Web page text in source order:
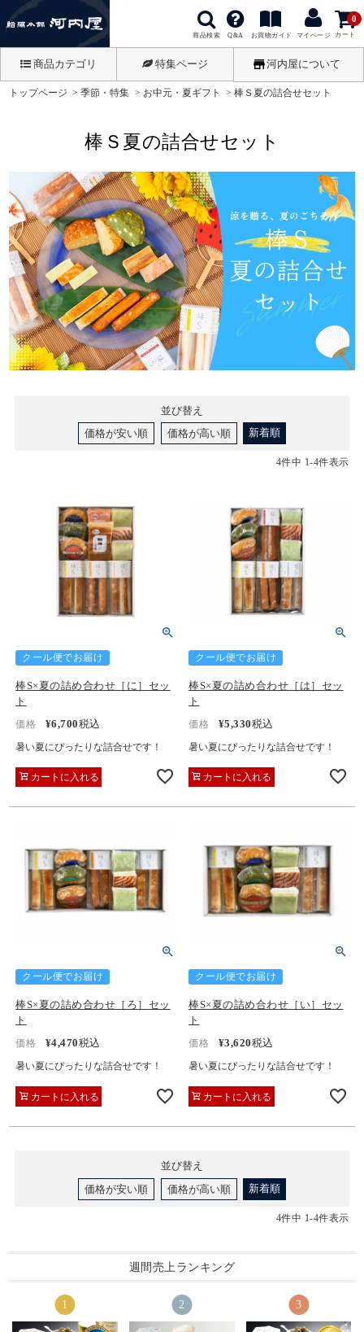
商品検索 Q&A お買物ガイド マイページ カート
0
商品カテゴリ 特集ページ 河内屋について
トップページ 季節・特集 お中元・夏ギフト 棒Ｓ夏の詰合せセット
棒Ｓ夏の詰合せセット
並び替え
価格が安い順
価格が高い順 新着順
4件中 1-4件表示
クール便でお届け
棒S×夏の詰め合わせ［に］セッ
ト
価格 ¥6,700税込
暑い夏にぴったりな詰合せです！
カートに入れる
クール便でお届け
棒S×夏の詰め合わせ［は］セッ
ト
価格 ¥5,330税込
暑い夏にぴったりな詰合せです！
カートに入れる
クール便でお届け
棒S×夏の詰め合わせ［ろ］セッ
ト
価格 ¥4,470税込
暑い夏にぴったりな詰合せです！
カートに入れる
クール便でお届け
棒S×夏の詰め合わせ［い］セッ
ト
価格 ¥3,620税込
暑い夏にぴったりな詰合せです！
カートに入れる
並び替え
価格が安い順
価格が高い順 新着順
4件中 1-4件表示
週間売上ランキング